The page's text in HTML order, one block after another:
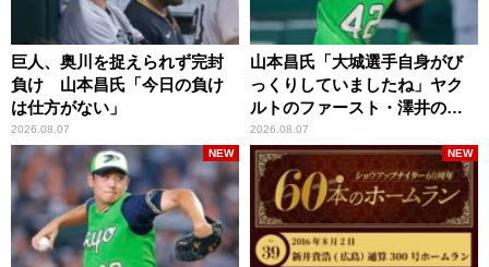
巨人、奥川を捉えられず完封
負け 山本昌氏「今日の負け
は仕方がない」
2026.08.07
山本昌氏「大城選手自身がび
っくりしていましたね」ヤク
ルトのファースト・澤井の判
断を評価
2026.08.07
NEW NEW